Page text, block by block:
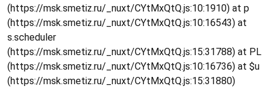
(https://msk.smetiz.ru/_nuxt/CYtMxQtQ.js:10:1910) at p
(https://msk.smetiz.ru/_nuxt/CYtMxQtQ.js:10:16543) at
s.scheduler
(https://msk.smetiz.ru/_nuxt/CYtMxQtQ.js:15:31788) at PL
(https://msk.smetiz.ru/_nuxt/CYtMxQtQ.js:10:16736) at $u
(https://msk.smetiz.ru/_nuxt/CYtMxQtQ.js:15:31880)